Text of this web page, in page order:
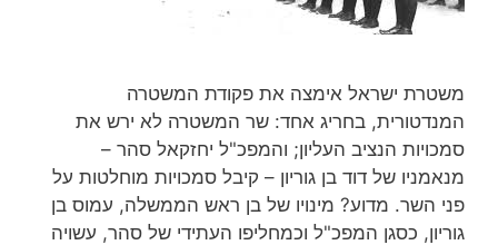
משטרת ישראל אימצה את פקודת המשטרה
המנדטורית, בחריג אחד: שר המשטרה לא ירש את
סמכויות הנציב העליון; והמפכ"ל יחזקאל סהר –
מנאמניו של דוד בן גוריון – קיבל סמכויות מוחלטות על
פני השר. מדוע? מינויו של בן ראש הממשלה, עמוס בן
גוריון, כסגן המפכ"ל וכמחליפו העתידי של סהר, עשויה